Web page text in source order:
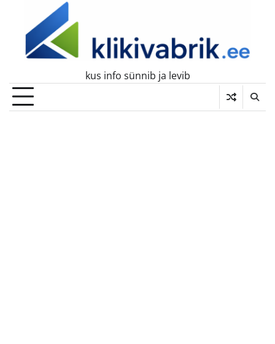
content
kus info sünnib ja levib